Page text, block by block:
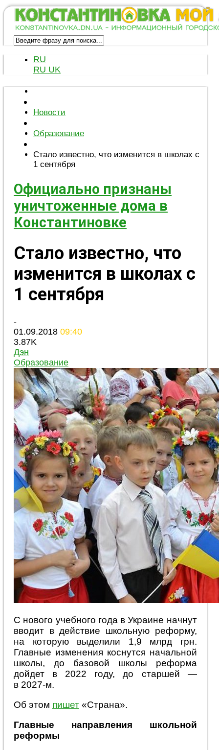
RU
RU UK
Новости
Образование
Стало известно, что изменится в школах с
1 сентября
Официально признаны
уничтоженные дома в
Константиновке
Стало известно, что
изменится в школах с
1 сентября
-
01.09.2018 09:40
3.87K
Дэн
Образование
С нового учебного года в Украине начнут
вводит в действие школьную реформу,
на которую выделили 1,9 млрд грн.
Главные изменения коснутся начальной
школы, до базовой школы реформа
дойдет в 2022 году, до старшей —
в 2027-м.
Об этом пишет «Страна».
Главные направления школьной
реформы